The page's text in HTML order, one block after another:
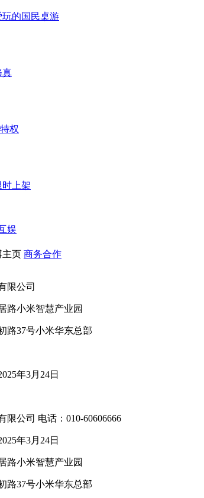
的国民桌游
真
权
上架
娱
主页 商务合作
限公司
路小米智慧产业园
路37号小米华东总部
年3月24日
公司 电话：010-60606666
年3月24日
路小米智慧产业园
路37号小米华东总部